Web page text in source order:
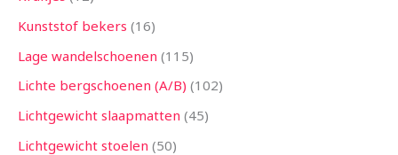
Kunststof bekers 16
Lage wandelschoenen 115
Lichte bergschoenen (A/B) 102
Lichtgewicht slaapmatten 45
Lichtgewicht stoelen 50